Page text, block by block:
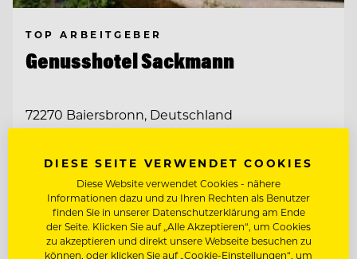
TOP ARBEITGEBER
Genusshotel Sackmann
72270 Baiersbronn, Deutschland
CHEF DE RANG
CHEF PÂTISSIER/KONDITOR
DIESE SEITE VERWENDET COOKIES
Diese Website verwendet Cookies - nähere
Informationen dazu und zu Ihren Rechten als Benutzer
finden Sie in unserer Datenschutzerklärung am Ende
der Seite. Klicken Sie auf „Alle Akzeptieren“, um Cookies
zu akzeptieren und direkt unsere Webseite besuchen zu
können, oder klicken Sie auf „Cookie-Einstellungen“, um